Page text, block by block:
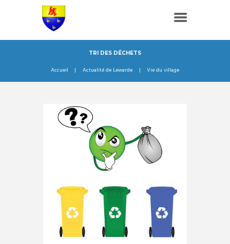
TRI DES DÉCHETS
Accueil Actualité de Lewarde Vie du village